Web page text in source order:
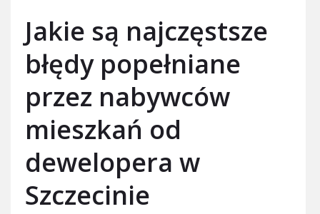
Jakie są najczęstsze
błędy popełniane
przez nabywców
mieszkań od
dewelopera w
Szczecinie